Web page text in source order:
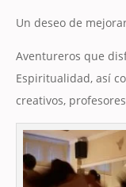
Un deseo de
Aventureros que
Espiritualidad, así
creativos,